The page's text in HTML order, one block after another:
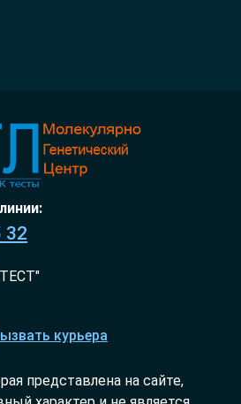
32
курьера
представлена на сайте,